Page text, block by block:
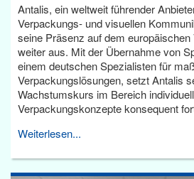
Antalis, ein weltweit führender
Verpackungs- und visuellen
seine Präsenz auf dem
weiter aus. Mit der Übernahme von
einem deutschen Spezialisten für
Verpackungslösungen, setzt Antalis
Wachstumskurs im Bereich
Verpackungskonzepte konsequent
Weiterlesen...